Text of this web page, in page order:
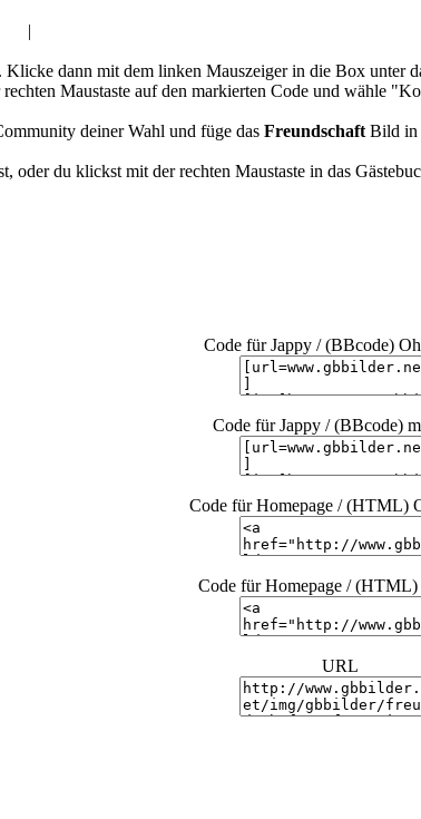
|
Klicke dann mit dem linken Mauszeiger in die Box unter
Maustaste auf den markierten Code und wähle
deiner Wahl und füge das Freundschaft Bild in
oder du klickst mit der rechten Maustaste in das
Code für Jappy / (BBcode)
Code für Jappy / (BBcode)
Code für Homepage / (HTML)
Code für Homepage /
URL